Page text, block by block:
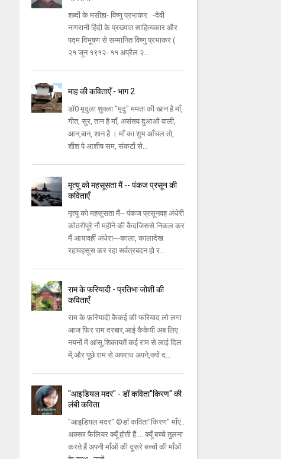
शब्दों के मसीहा- विष्णु प्रभाकर -देवी
नागरानी हिंदी के प्रख्यात साहित्यकार और
पद्म विभूषण से सम्मानित विष्णु प्रभाकर (
२१ जून १९१२- ११ अप्रैल २...
माह की कविताएँ - भाग 2
डॉ0 मृदुला शुक्ला "मृदु" ममता की खान है माँ,
गीत, सुर, तान है माँ, असंख्य दुआओं वाली,
आन,बान, शान है । माँ का शुभ आँचल तो,
शीश पे आशीष सम, संकटों से...
मृत्यु को महसूसता मैं -- पंकज प्रसून की
कविताएँ
मृत्यु को महसूसता मैं-- पंकज प्रसूनवह अंधेरी
कोठरीपूरे नौ महीने की कैदजिससे निकल कर
मैं आयावहीं अंधेरा---काला, कालादेख
रहामहसूस कर रहा सर्वत्रबदन हो र...
राम के फरियादी - प्रतिभा जोशी की
कविताएँ
राम के फ़रियादी कैकई की फरियाद लो लगा
आज फिर राम दरबार,आई कैकेयी अब लिए
नयनों में आंसू,शिकायतें कई राम से लाई दिल
में,और पूछे राम से अपराध अपने,क्यों द...
"आइडियल मदर" - डॉ कविता"किरण" की
लंबी कविता
"आइडियल मदर" ©डॉ कविता"किरण" माँएं..
अक्सर फैलियर क्यूँ होती हैं.... क्यूँ बच्चे तुलना
करते हैं अपनी माँओं की दूसरे बच्चों की माँओं